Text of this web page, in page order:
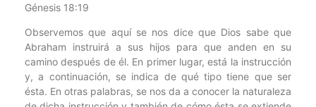
Génesis 18:19
Observemos que aquí se nos dice que Dios sabe que
Abraham instruirá a sus hijos para que anden en su
camino después de él. En primer lugar, está la instrucción
y, a continuación, se indica de qué tipo tiene que ser
ésta. En otras palabras, se nos da a conocer la naturaleza